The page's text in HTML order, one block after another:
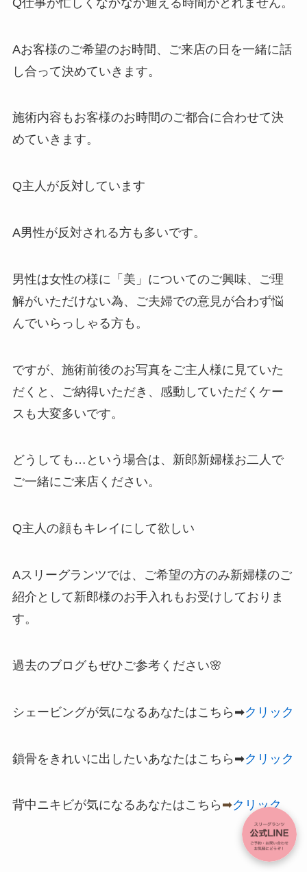
Aお客様のご希望のお時間、ご来店の日を一緒に話
し合って決めていきます。
施術内容もお客様のお時間のご都合に合わせて決
めていきます。
Q主人が反対しています
A男性が反対される方も多いです。
男性は女性の様に「美」についてのご興味、ご理
解がいただけない為、ご夫婦での意見が合わず悩
んでいらっしゃる方も。
ですが、施術前後のお写真をご主人様に見ていた
だくと、ご納得いただき、感動していただくケー
スも大変多いです。
どうしても…という場合は、新郎新婦様お二人で
ご一緒にご来店ください。
Q主人の顔もキレイにして欲しい
Aスリーグランツでは、ご希望の方のみ新婦様のご
紹介として新郎様のお手入れもお受けしておりま
す。
過去のブログもぜひご参考ください🌸
シェービングが気になるあなたはこちら➡クリック
鎖骨をきれいに出したいあなたはこちら➡クリック
背中ニキビが気になるあなたはこちら ➡クリック